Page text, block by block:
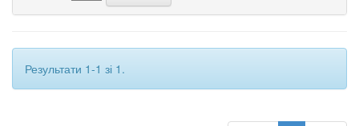
Результати 1-1 зі 1.